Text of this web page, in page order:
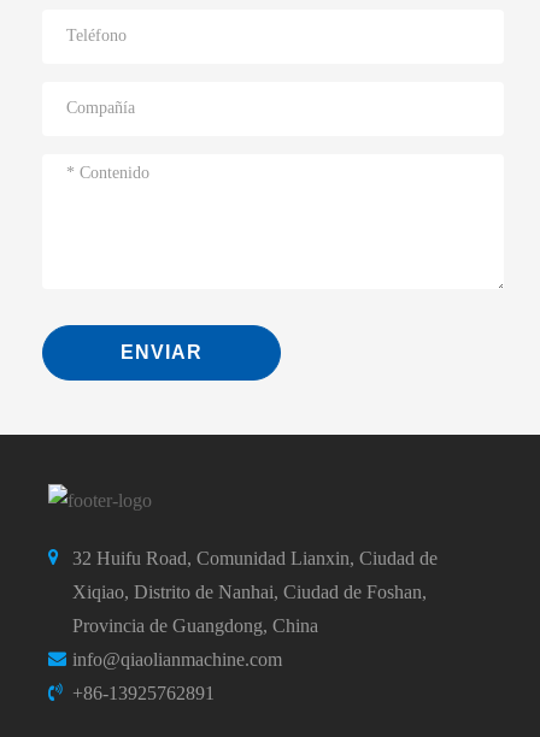
ENVIAR
32 Huifu Road, Comunidad Lianxin, Ciudad de
Xiqiao, Distrito de Nanhai, Ciudad de Foshan,
Provincia de Guangdong, China
info@qiaolianmachine.com
+86-13925762891